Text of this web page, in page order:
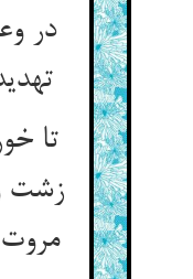
در
تهدیدت از فقر شدید
تا
زشت
مروت نی‌تانی نی ثواب